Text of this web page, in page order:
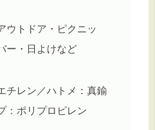
ウトドア・ピクニッ
ー・日よけなど
チレン／ハトメ：真鍮
：ポリプロピレン